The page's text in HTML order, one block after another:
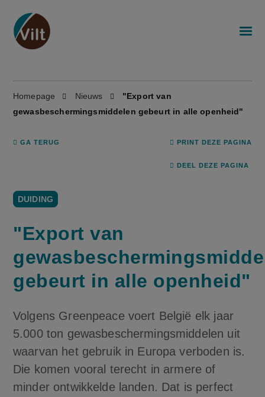
Homepage Nieuws
"Export van
gewasbeschermingsmiddelen gebeurt in alle openheid"
GA TERUG PRINT DEZE PAGINA
DEEL DEZE PAGINA
DUIDING
"Export van
gebeurt in alle openheid"
Volgens Greenpeace voert België elk jaar
5.000 ton gewasbeschermingsmiddelen uit
waarvan het gebruik in Europa verboden is.
Die komen vooral terecht in armere of
minder ontwikkelde landen. Dat is perfect